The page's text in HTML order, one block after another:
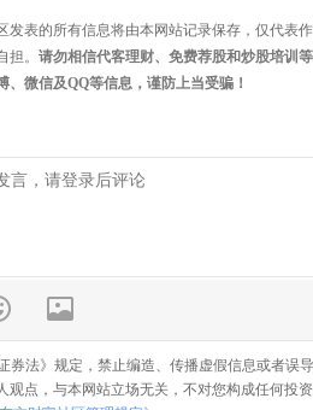
发表的所有信息将由本网站记录保存，仅代表
。 请勿相信代客理财、免费荐股和炒股培训
、微信及QQ等信息，谨防上当受骗！
券法》规定，禁止编造、传播虚假信息或者误
观点，与本网站立场无关，不对您构成任何投